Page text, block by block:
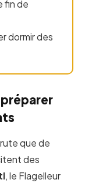
fin de
dormir des
préparer
que de
des
, le Flagelleur